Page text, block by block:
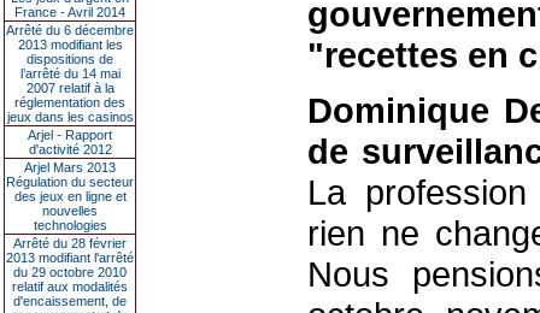
France - Avril 2014
Arrêté du 6 décembre
2013 modifiant les
dispositions de
l’arrêté du 14 mai
2007 relatif à la
réglementation des
jeux dans les casinos
Arjel - Rapport
d'activité 2012
Arjel Mars 2013
Régulation du secteur
des jeux en ligne et
nouvelles
technologies
Arrêté du 28 février
2013 modifiant l'arrêté
du 29 octobre 2010
relatif aux modalités
d'encaissement, de
"recettes en
Dominique
de
La
rien ne
Nous